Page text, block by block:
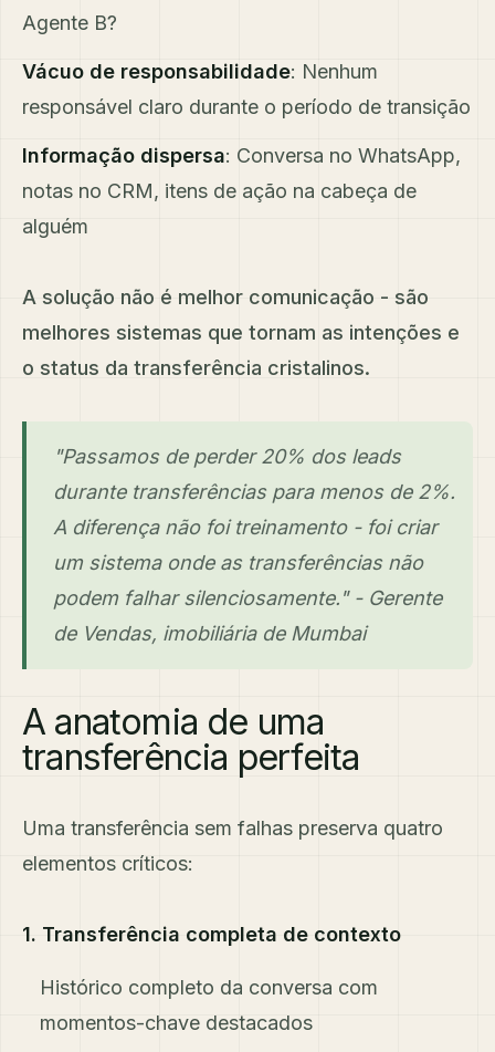
Agente B?
Vácuo de responsabilidade: Nenhum
responsável claro durante o período de transição
Informação dispersa: Conversa no WhatsApp,
notas no CRM, itens de ação na cabeça de
alguém
A solução não é melhor comunicação - são
melhores sistemas que tornam as intenções e
o status da transferência cristalinos.
"Passamos de perder 20% dos leads
durante transferências para menos de 2%.
A diferença não foi treinamento - foi criar
um sistema onde as transferências não
podem falhar silenciosamente." - Gerente
de Vendas, imobiliária de Mumbai
A anatomia de uma
transferência perfeita
Uma transferência sem falhas preserva quatro
elementos críticos:
1. Transferência completa de contexto
Histórico completo da conversa com
momentos-chave destacados